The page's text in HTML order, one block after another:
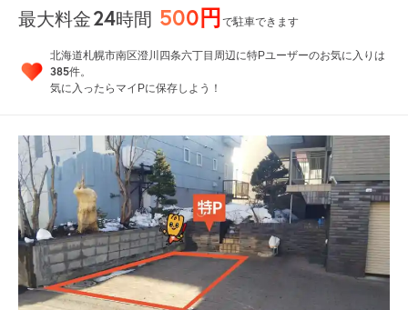
最大料金24時間 500円で駐車できます
北海道札幌市南区澄川四条六丁目周辺に特Pユーザーのお気に入りは
385件。
気に入ったらマイPに保存しよう！